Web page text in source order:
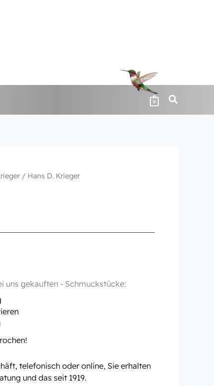
0
/ Hans D. Krieger
uns gekauften - Schmuckstücke:
telefonisch oder online, Sie erhalten
und das seit 1919.